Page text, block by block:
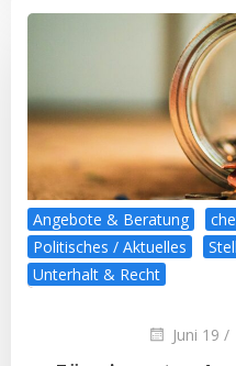
Angebote & Beratung
Politisches / Aktuelles
Unterhalt & Recht
Juni 19 /